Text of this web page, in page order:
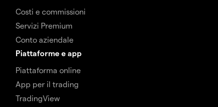
Costi e commissioni
Servizi Premium
Conto aziendale
Piattaforme e app
Piattaforma online
App per il trading
TradingView